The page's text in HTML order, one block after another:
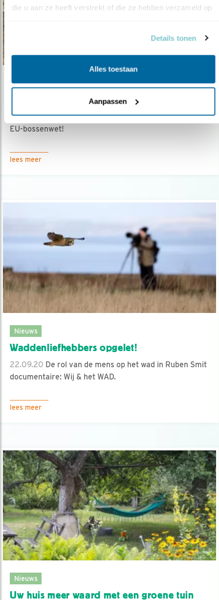
die u aan ze heeft verstrekt of die ze hebben verzameld op
Details tonen
Alles toestaan
Aanpassen
Nieuws
Ontbossing: er is hoop
29.09.20Laat nu uw stem horen voor een krachtige
EU-bossenwet!
lees meer
Nieuws
Waddenliefhebbers opgelet!
22.09.20 De rol van de mens op het wad in Ruben Smit
documentaire: Wij & het WAD.
lees meer
Nieuws
Uw huis meer waard met een groene tuin